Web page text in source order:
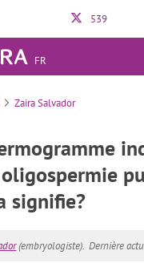
539
FR
FAQs
Zaira Salvador
signifie?
(embryologiste). Dernière